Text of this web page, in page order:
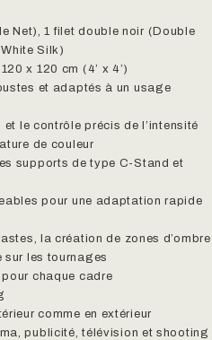
Net), 1 filet double noir (Double
Silk)
x 120 cm (4’ x 4’)
et adaptés à un usage
le contrôle précis de l’intensité
de couleur
supports de type C-Stand et
pour une adaptation rapide
la création de zones d’ombre
sur les tournages
chaque cadre
comme en extérieur
publicité, télévision et shooting